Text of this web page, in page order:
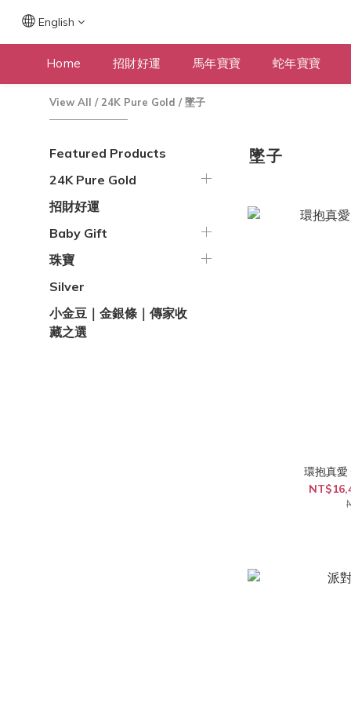
English
Home 招財好運 馬年寶寶 蛇年寶寶
View All / 24K Pure Gold /墜子
Featured Products
24K Pure Gold
招財好運
Baby Gift
珠寶
Silver
小金豆｜金銀條｜傳家收
藏之選
墜子
環抱真愛